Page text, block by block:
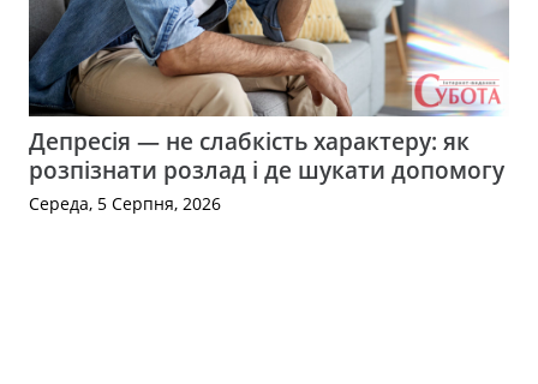
Депресія — не слабкість характеру: як
розпізнати розлад і де шукати допомогу
Середа, 5 Серпня, 2026